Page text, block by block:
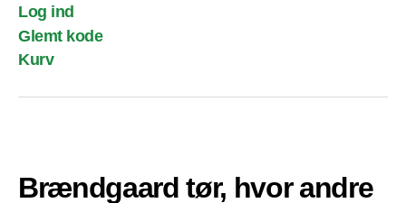
Log ind
Glemt kode
Kurv
Brændgaard tør, hvor andre